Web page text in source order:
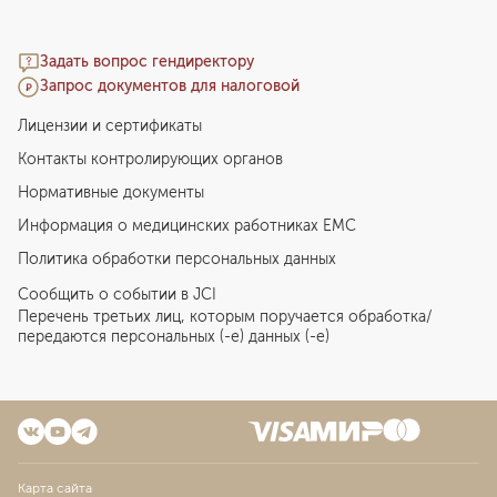
Задать вопрос гендиректору
Запрос документов для налоговой
Лицензии и сертификаты
Контакты контролирующих органов
Нормативные документы
Информация о медицинских работниках EMC
Политика обработки персональных данных
Сообщить о событии в JCI
Перечень третьих лиц, которым поручается обработка/
передаются персональных (-е) данных (-е)
Карта сайта